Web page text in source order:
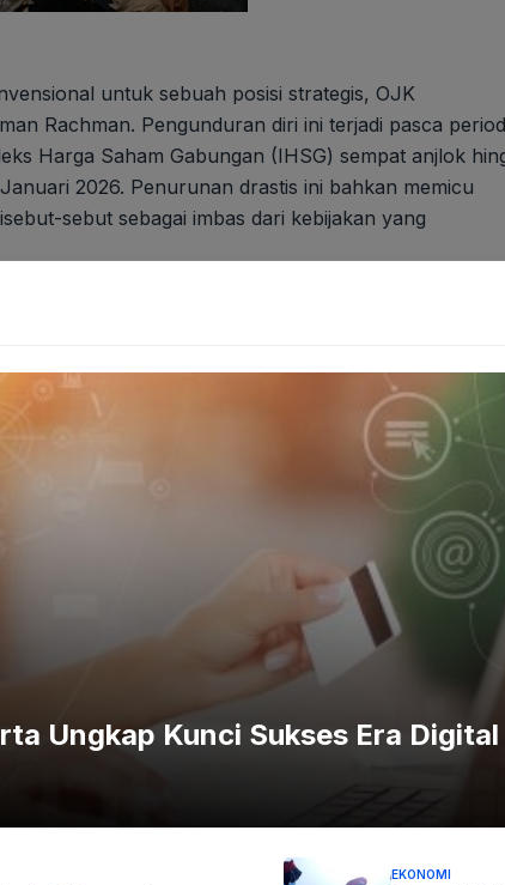
untuk sebuah posisi strategis, OJK
Rachman. Pengunduran diri ini terjadi pasca
Harga Saham Gabungan (IHSG) sempat anjlok
2026. Penurunan drastis ini bahkan memicu
sebut sebagai imbas dari kebijakan yang
Promo Listrik 50 Persen Jangan Sampai
dalam konferensi pers tersebut, turut memberikan
manifestasi dari tanggung jawab moral yang
terakhir. "Kami memandang dan menghargai
tanggung jawab moral beliau atas kondisi pasar saat
kelancaran operasional perdagangan di
Ungkap Kunci Sukses Era Digital
EKONOMI